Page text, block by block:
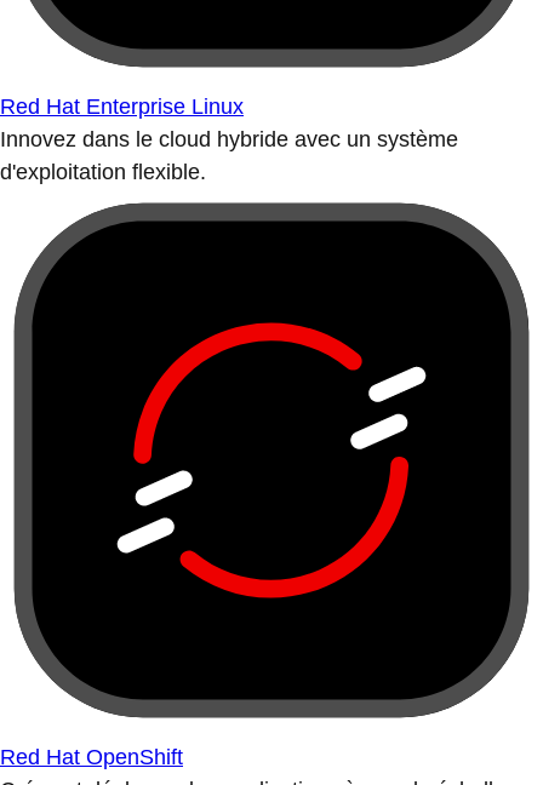
Red Hat Enterprise Linux
Innovez dans le cloud hybride avec un système
d'exploitation flexible.
Red Hat OpenShift